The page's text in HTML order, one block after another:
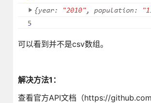
可以看到并不是csv数组。
解决方法1：
查看官方API文档（https://